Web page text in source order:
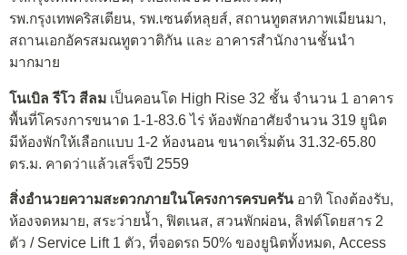
รพ.กรุงเทพคริสเตียน, รพ.เซนต์หลุยส์, สถานทูตสหภาพเมียนมา,
สถานเอกอัครสมณทูตวาติกัน และ อาคารสำนักงานชั้นนำ
มากมาย
โนเบิล รีโว สีลม เป็นคอนโด High Rise 32 ชั้น จำนวน 1 อาคาร
พื้นที่โครงการขนาด 1-1-83.6 ไร่ ห้องพักอาศัยจำนวน 319 ยูนิต
มีห้องพักให้เลือกแบบ 1-2 ห้องนอน ขนาดเริ่มต้น 31.32-65.80
ตร.ม. คาดว่าแล้วเสร็จปี 2559
สิ่งอำนวยความสะดวกภายในโครงการครบครัน อาทิ โถงต้องรับ,
ห้องจดหมาย, สระว่ายน้ำ, ฟิตเนส, สวนพักผ่อน, ลิฟต์โดยสาร 2
ตัว / Service Lift 1 ตัว, ที่จอดรถ 50% ของยูนิตทั้งหมด, Access